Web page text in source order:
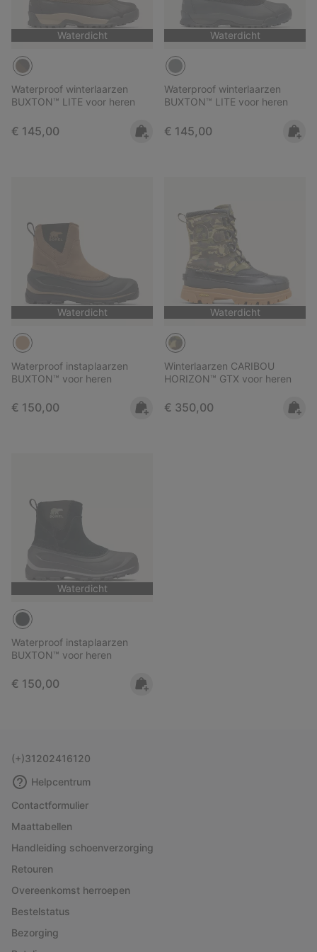
Waterdicht
Waterproof winterlaarzen
BUXTON™ LITE voor heren
Regular price:
€ 145,00
Waterdicht
Waterproof winterlaarzen
BUXTON™ LITE voor heren
Regular price:
€ 145,00
Waterdicht
Waterproof instaplaarzen
BUXTON™ voor heren
Regular price:
€ 150,00
Waterdicht
Winterlaarzen CARIBOU
HORIZON™ GTX voor heren
Regular price:
€ 350,00
Waterdicht
Waterproof instaplaarzen
BUXTON™ voor heren
Regular price:
€ 150,00
(+)31202416120
Helpcentrum
Contactformulier
Maattabellen
Handleiding schoenverzorging
Retouren
Overeenkomst herroepen
Bestelstatus
Bezorging